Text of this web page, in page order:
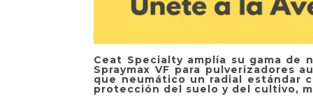
Ceat Specialty amplía su gama de
Spraymax VF para pulverizadores
que neumático un radial estándar
protección del suelo y del cultivo,